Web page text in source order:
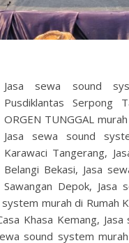
Jasa sewa sound
Pusdiklantas Serpong
ORGEN TUNGGAL
Jasa sewa sound
Karawaci Tangerang,
Belangi Bekasi, Jasa
Sawangan Depok,
murah di Rumah
Khasa Kemang,
sound system